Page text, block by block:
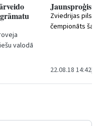
valodā
Jaunsproģis
Zviedrijas
čempionāts
22.08.18 14:42|